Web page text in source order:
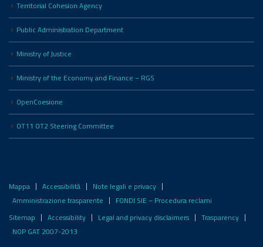
Territorial Cohesion Agency
Public Administration Department
Ministry of Justice
Ministry of the Economy and Finance – RGS
OpenCoesione
OT11 OT2 Steering Committee
Mappa Accessibilità
Note legali e privacy
Amministrazione trasparente
FONDI SIE – Procedura reclami
Sitemap
Accessibility Legal and privacy disclaimers
Trasparency
NOP GAT 2007-2013